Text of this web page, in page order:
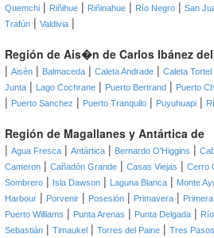
Quemchi | Riñihue | Riñinahue | Río Negro | San
Trafún | Valdivia |
Región de Ais�n de Carlos Ibánez del
| Aisén | Balmaceda | Caleta Andrade | Caleta Tortel
Junta | Lago Cochrane | Puerto Bertrand | Puerto
| Puerto Sanchez | Puerto Tranquilo | Puyuhuapi |
Región de Magallanes y Antártica de
| Agua Fresca | Antártica | Bernardo O'Higgins |
Cameron | Cañadón Grande | Casas Viejas | Cerro
Sombrero | Isla Dawson | Laguna Blanca | Monte
Harbour | Porvenir | Posesión | Primavera |
Puerto Williams | Punta Arenas | Punta Delgada |
Sebastián | Timaukel | Torres del Paine | Tres Pasos